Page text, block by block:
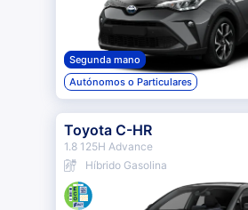
Segunda mano
Autónomos o Particulares
Toyota C-HR
1.8 125H Advance
Híbrido Gasolina